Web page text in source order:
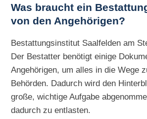
Was braucht ein
von den Angehörigen?
Bestattungsinstitut Saalfelden am
Der Bestatter benötigt einige
Angehörigen, um alles in die Wege
Behörden. Dadurch wird den
große, wichtige Aufgabe
dadurch zu entlasten.